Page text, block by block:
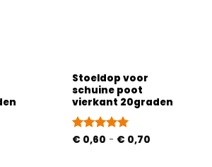
Stoeldop voor
schuine poot
vierkant 20graden
Gewaardeerd
€ 0,60 - € 0,70